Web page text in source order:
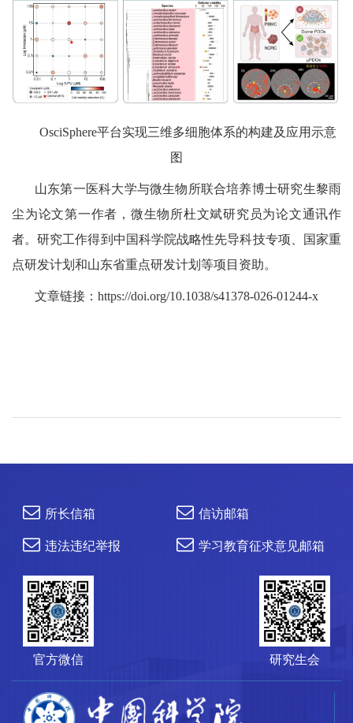
OsciSphere平台实现三维多细胞体系的构建及应用示意
图
山东第一医科大学与微生物所联合培养博士研究生黎雨
尘为论文第一作者，微生物所杜文斌研究员为论文通讯作
者。研究工作得到中国科学院战略性先导科技专项、国家重
点研发计划和山东省重点研发计划 等项目资助。
文章链接： https://doi.org/10.1038/s41378-026-01244-x
所长信箱 信访邮箱
违法违纪举报 学习教育征求意见邮箱
官方微信 研究生会